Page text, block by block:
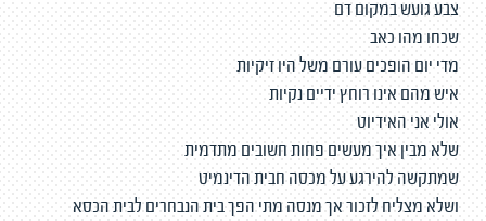
צבע גועש במקום דם
שכחו מהו כאב
מדי יום הופכים עורם משל היו זיקיות
איש מהם אינו רוחץ ידיים נקיות
אולי אני האידיוט
שלא מבין איך מעשים פחות חשובים מתדמית
שמתקשה להירגע על מכסה חבית הדינמיט
ושלא מצליח לזכור אך מנסה מתי הפך בית הנבחרים לבית הכסא